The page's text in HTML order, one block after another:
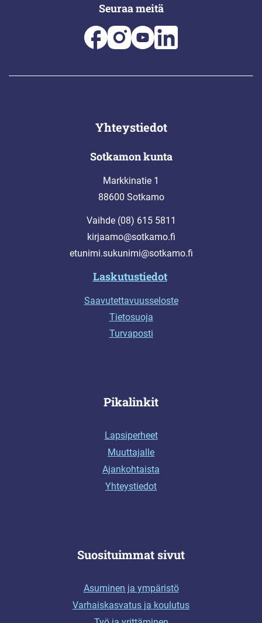
Seuraa meitä
Yhteystiedot
Sotkamon kunta
Markkinatie 1
88600 Sotkamo
Vaihde (08) 615 5811
kirjaamo@sotkamo.fi
etunimi.sukunimi@sotkamo.fi
Laskutustiedot
Saavutettavuusseloste
Tietosuoja
Turvaposti
Pikalinkit
Lapsiperheet
Muuttajalle
Ajankohtaista
Yhteystiedot
Suosituimmat sivut
Asuminen ja ympäristö
Varhaiskasvatus ja koulutus